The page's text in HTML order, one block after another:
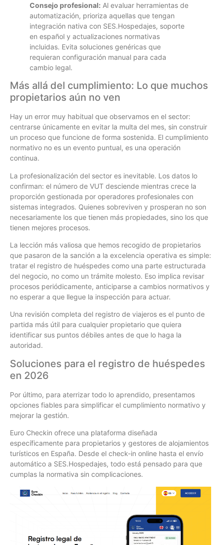
Consejo profesional: Al evaluar herramientas de
automatización, prioriza aquellas que tengan
integración nativa con SES.Hospedajes, soporte
en español y actualizaciones normativas
incluidas. Evita soluciones genéricas que
requieran configuración manual para cada
cambio legal.
Más allá del cumplimiento: Lo que muchos
propietarios aún no ven
Hay un error muy habitual que observamos en el sector:
centrarse únicamente en evitar la multa del mes, sin construir
un proceso que funcione de forma sostenida. El cumplimiento
normativo no es un evento puntual, es una operación
continua.
La profesionalización del sector es inevitable. Los datos lo
confirman: el número de VUT desciende mientras crece la
proporción gestionada por operadores profesionales con
sistemas integrados. Quienes sobreviven y prosperan no son
necesariamente los que tienen más propiedades, sino los que
tienen mejores procesos.
La lección más valiosa que hemos recogido de propietarios
que pasaron de la sanción a la excelencia operativa es simple:
tratar el registro de huéspedes como una parte estructurada
del negocio, no como un trámite molesto. Eso implica revisar
procesos periódicamente, anticiparse a cambios normativos y
no esperar a que llegue la inspección para actuar.
Una revisión completa del registro de viajeros es el punto de
partida más útil para cualquier propietario que quiera
identificar sus puntos débiles antes de que lo haga la
autoridad.
Soluciones para el registro de huéspedes
en 2026
Por último, para aterrizar todo lo aprendido, presentamos
opciones fiables para simplificar el cumplimiento normativo y
mejorar la gestión.
Euro Checkin ofrece una plataforma diseñada
específicamente para propietarios y gestores de alojamientos
turísticos en España. Desde el check-in online hasta el envío
automático a SES.Hospedajes, todo está pensado para que
cumplas la normativa sin complicaciones.